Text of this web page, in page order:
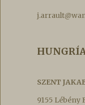
SZENT
9155 Lébény